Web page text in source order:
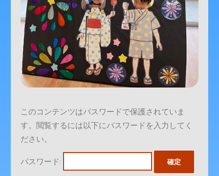
このコンテンツはパスワードで保護されていま
す。閲覧するには以下にパスワードを入力してく
ださい。
パスワード: